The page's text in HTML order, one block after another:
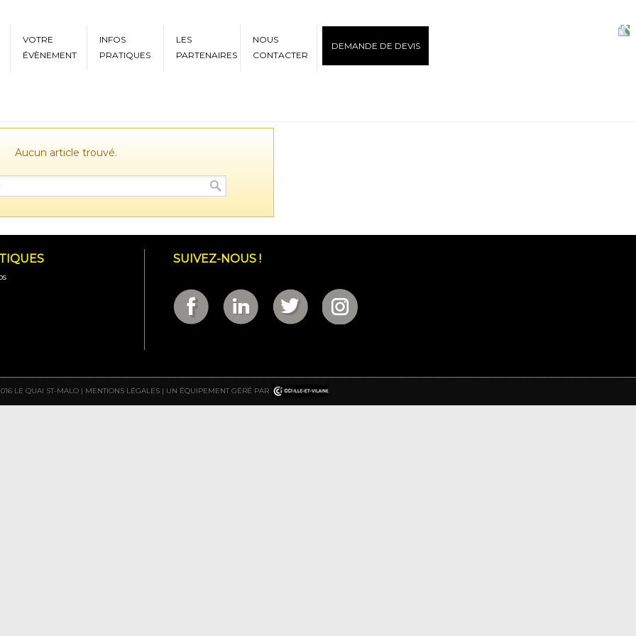
VOTRE
ÉVÈNEMENT
INFOS
PRATIQUES
LES
PARTENAIRES
NOUS
CONTACTER
DEMANDE DE DEVIS
Aucun article trouvé.
SUIVEZ-NOUS !
LE QUAI ST-MALO | MENTIONS LÉGALES| UN ÉQUIPEMENT GÉRÉ PAR